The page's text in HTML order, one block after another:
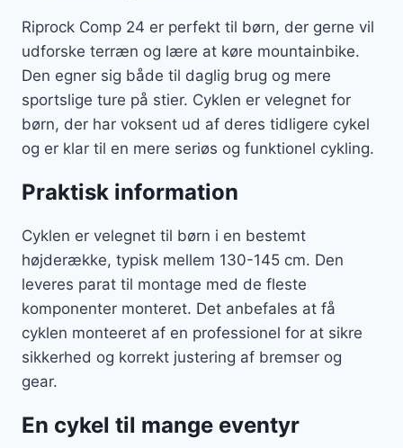
Riprock Comp 24 er perfekt til børn, der gerne vil
udforske terræn og lære at køre mountainbike.
Den egner sig både til daglig brug og mere
sportslige ture på stier. Cyklen er velegnet for
børn, der har voksent ud af deres tidligere cykel
og er klar til en mere seriøs og funktionel cykling.
Praktisk information
Cyklen er velegnet til børn i en bestemt
højderække, typisk mellem 130-145 cm. Den
leveres parat til montage med de fleste
komponenter monteret. Det anbefales at få
cyklen monteeret af en professionel for at sikre
sikkerhed og korrekt justering af bremser og
gear.
En cykel til mange eventyr